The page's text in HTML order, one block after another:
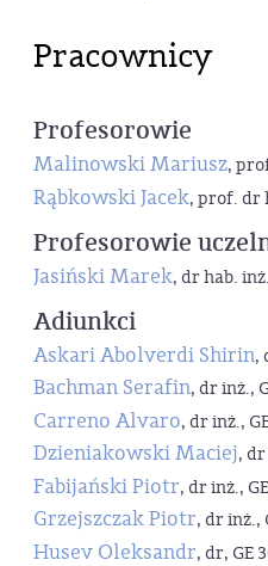
Pracownicy
Profesorowie
Malinowski Mariusz,
Rąbkowski Jacek, prof. dr
Profesorowie
Jasiński Marek, dr hab.
Adiunkci
Askari Abolverdi Shirin,
Bachman Serafin, dr inż.,
Carreno Alvaro, dr inż.,
Dzieniakowski Maciej,
Fabijański Piotr, dr inż.,
Grzejszczak Piotr, dr inż.,
Husev Oleksandr, dr, GE